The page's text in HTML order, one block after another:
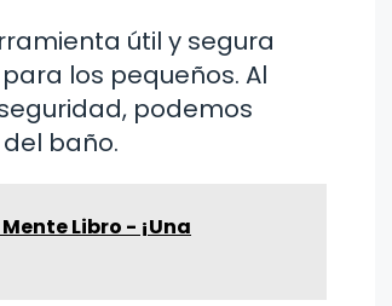
útil y segura
los pequeños. Al
podemos
baño.
Libro - ¡Una